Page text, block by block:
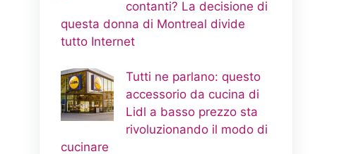
contanti? La decisione di
questa donna di Montreal divide
tutto Internet
Tutti ne parlano: questo
accessorio da cucina di
Lidl a basso prezzo sta
rivoluzionando il modo di
cucinare